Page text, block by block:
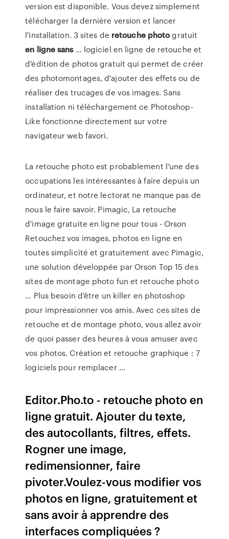
version est disponible. Vous devez simplement
télécharger la dernière version et lancer
l'installation. 3 sites de retouche photogratuit
en lignesans… logiciel en ligne de retouche et
d'édition de photos gratuit qui permet de créer
des photomontages, d'ajouter des effets ou de
réaliser des trucages de vos images. Sans
installation ni téléchargement ce Photoshop-
Like fonctionne directement sur votre
navigateur web favori.
La retouche photo est probablement l’une des
occupations les intéressantes à faire depuis un
ordinateur, et notre lectorat ne manque pas de
nous le faire savoir. Pimagic, La retouche
d'image gratuite en ligne pour tous - Orson
Retouchez vos images, photos en ligne en
toutes simplicité et gratuitement avec Pimagic,
une solution développée par Orson Top 15 des
sites de montage photo fun et retouche photo
... Plus besoin d'être un killer en photoshop
pour impressionner vos amis. Avec ces sites de
retouche et de montage photo, vous allez avoir
de quoi passer des heures à vous amuser avec
vos photos. Création et retouche graphique : 7
logiciels pour remplacer ...
Editor.Pho.to - retouche photo en
ligne gratuit. Ajouter du texte,
des autocollants, filtres, effets.
Rogner une image,
redimensionner, faire
pivoter.Voulez-vous modifier vos
photos en ligne, gratuitement et
sans avoir à apprendre des
interfaces compliquées ?